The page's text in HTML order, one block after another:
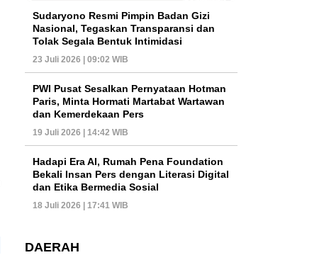
Sudaryono Resmi Pimpin Badan Gizi
Nasional, Tegaskan Transparansi dan
Tolak Segala Bentuk Intimidasi
23 Juli 2026 | 09:02 WIB
PWI Pusat Sesalkan Pernyataan Hotman
Paris, Minta Hormati Martabat Wartawan
dan Kemerdekaan Pers
19 Juli 2026 | 14:42 WIB
Hadapi Era AI, Rumah Pena Foundation
Bekali Insan Pers dengan Literasi Digital
dan Etika Bermedia Sosial
18 Juli 2026 | 17:41 WIB
DAERAH